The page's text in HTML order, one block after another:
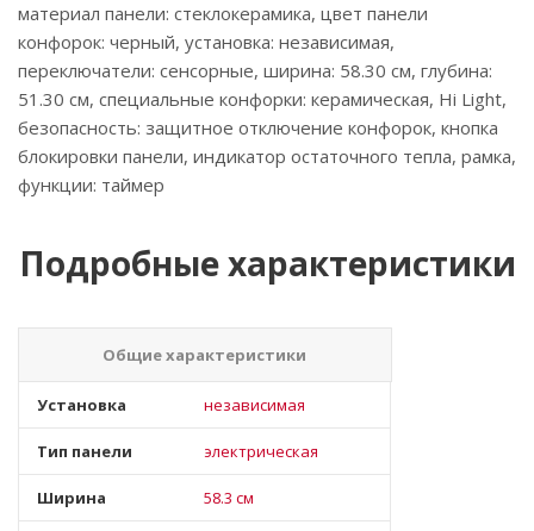
материал панели: стеклокерамика, цвет панели
конфорок: черный, установка: независимая,
переключатели: сенсорные, ширина: 58.30 см, глубина:
51.30 см, специальные конфорки: керамическая, Hi Light,
безопасность: защитное отключение конфорок, кнопка
блокировки панели, индикатор остаточного тепла, рамка,
функции: таймер
Подробные характеристики
Общие характеристики
Установка независимая
Тип панели электрическая
Ширина 58.3 см